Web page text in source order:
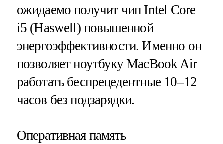
ожидаемо получит чип Intel Core
i5 (Haswell) повышенной
энергоэффективности. Именно он
позволяет ноутбуку MacBook Air
работать беспрецедентные 10–12
часов без подзарядки.
Оперативная память